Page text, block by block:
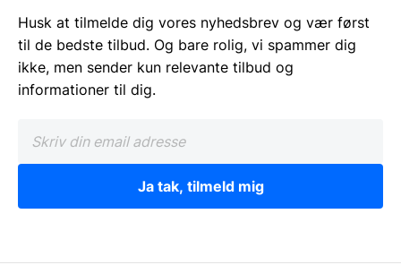
Husk at tilmelde dig vores nyhedsbrev og vær først
til de bedste tilbud. Og bare rolig, vi spammer dig
ikke, men sender kun relevante tilbud og
informationer til dig.
Ja tak, tilmeld mig